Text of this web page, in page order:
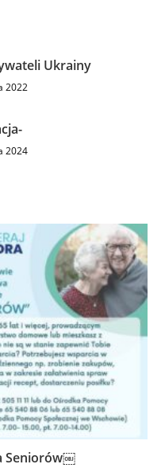
Ukrainy
2022
2024
Seniorów￼